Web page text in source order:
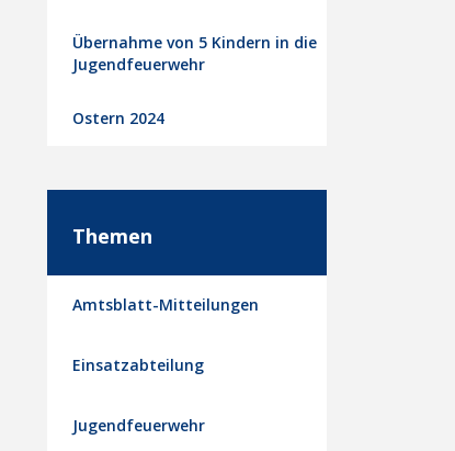
Übernahme von 5 Kindern in die
Jugendfeuerwehr
Ostern 2024
Themen
Amtsblatt-Mitteilungen
Einsatzabteilung
Jugendfeuerwehr